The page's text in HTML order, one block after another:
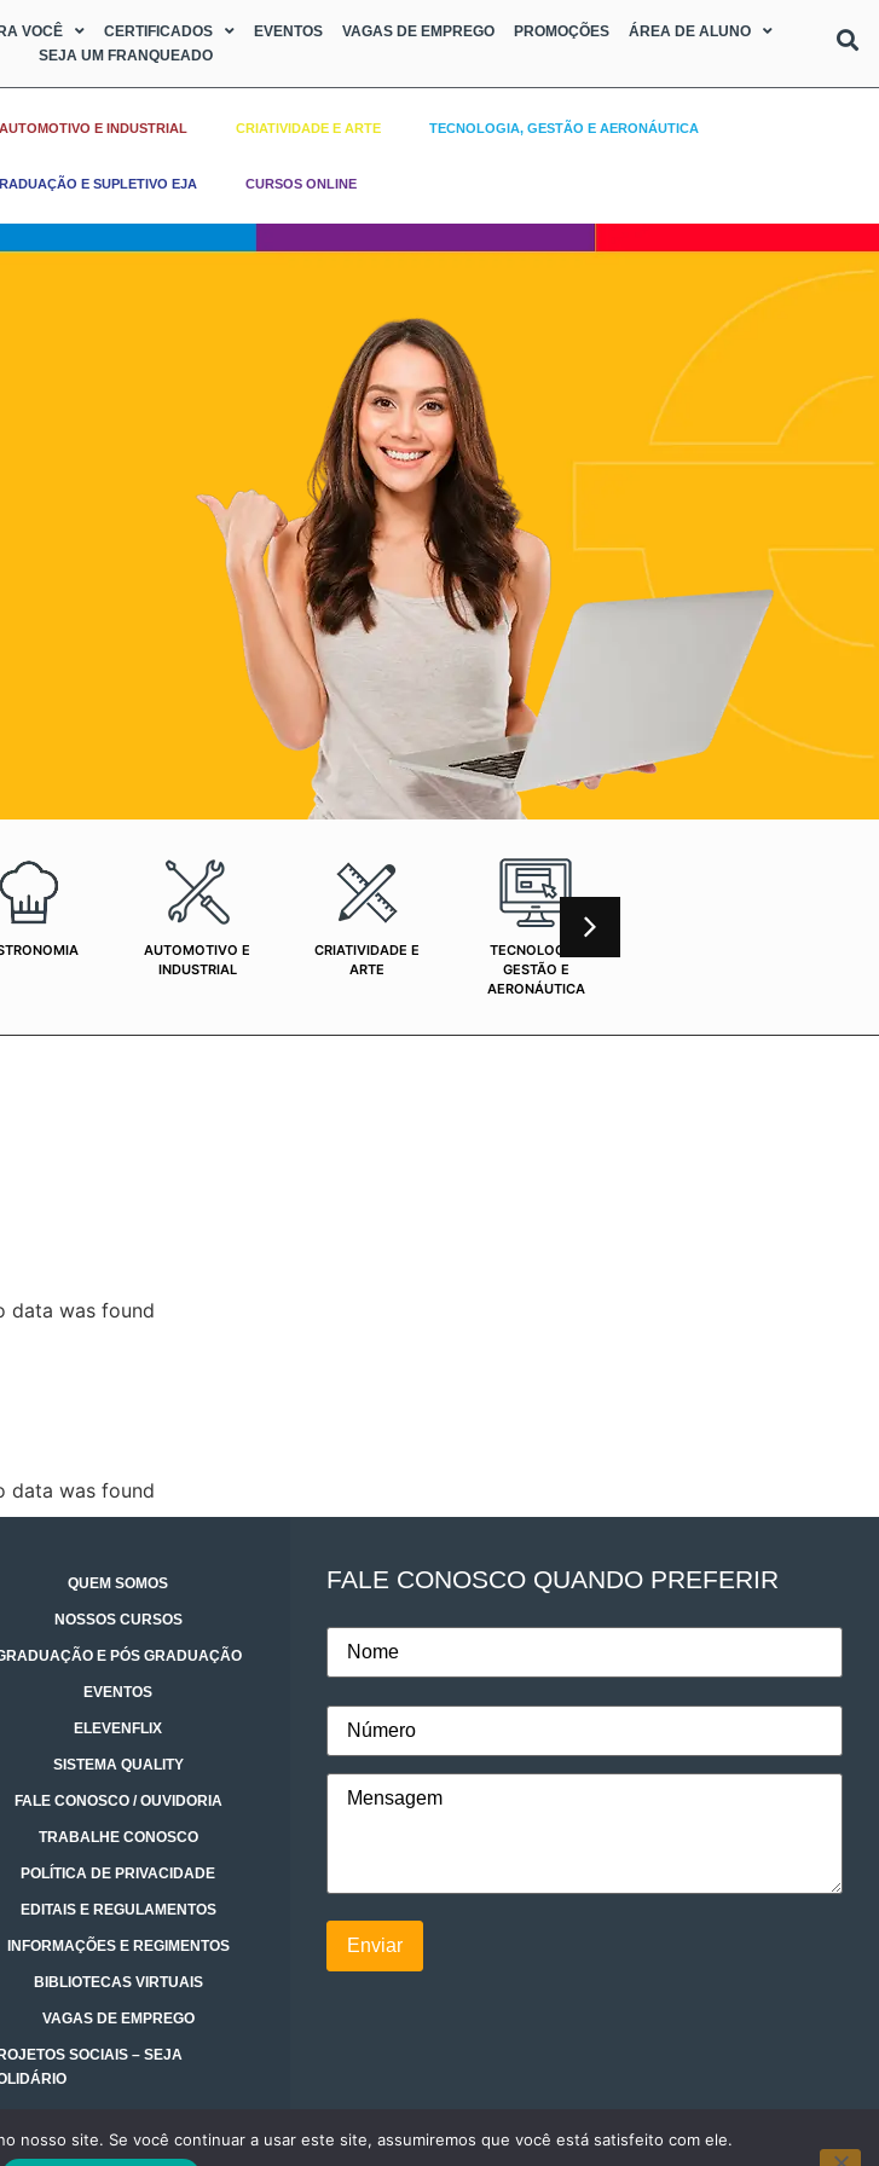
VOCÊ CERTIFICADOS EVENTOS VAGAS DE EMPREGO PROMOÇÕES
ÁREA DE ALUNO
SEJA UM FRANQUEADO
AUTOMOTIVO E INDUSTRIAL CRIATIVIDADE E ARTE TECNOLOGIA, GESTÃO E AERONÁUTICA
E SUPLETIVO EJA CURSOS ONLINE
AUTOMOTIVO E
INDUSTRIAL
CRIATIVIDADE E
ARTE
TECNOLOGIA,
GESTÃO E
AERONÁUTICA
data was found
data was found
QUEM SOMOS
NOSSOS CURSOS
E PÓS GRADUAÇÃO
EVENTOS
ELEVENFLIX
SISTEMA QUALITY
FALE CONOSCO / OUVIDORIA
TRABALHE CONOSCO
POLÍTICA DE PRIVACIDADE
EDITAIS E REGULAMENTOS
INFORMAÇÕES E REGIMENTOS
BIBLIOTECAS VIRTUAIS
VAGAS DE EMPREGO
SOCIAIS – SEJA
FALE CONOSCO QUANDO PREFERIR
nosso site. Se você continuar a usar este site, assumiremos que você está satisfeito com ele.